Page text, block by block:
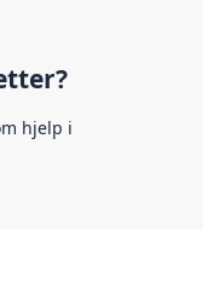
hjelp i